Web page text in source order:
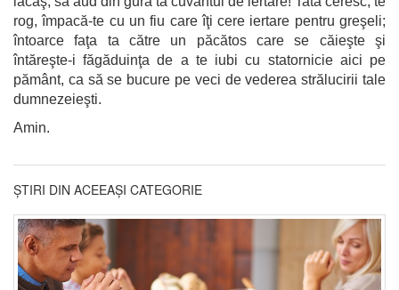
rog, împacă-te cu un fiu care îţi cere iertare pentru greşeli;
întoarce faţa ta către un păcătos care se căieşte şi
întăreşte-i făgăduinţa de a te iubi cu statornicie aici pe
pământ, ca să se bucure pe veci de vederea strălucirii tale
dumnezeieşti.
Amin.
ȘTIRI DIN ACEEAȘI CATEGORIE